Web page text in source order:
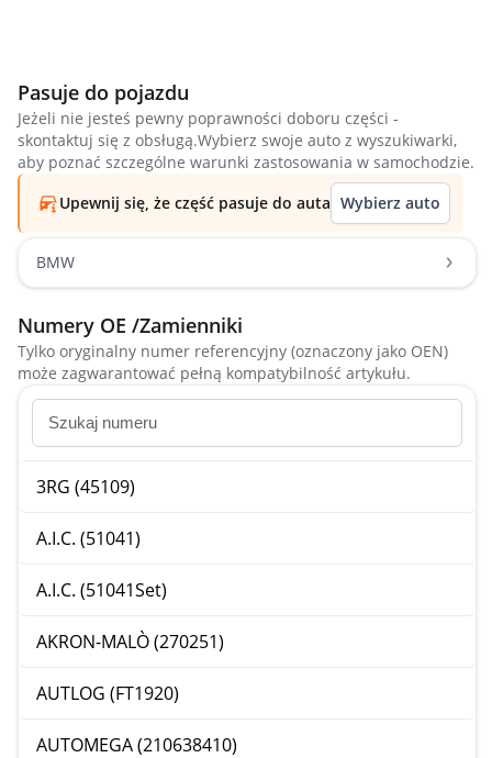
Pasuje do pojazdu
Jeżeli nie jesteś pewny poprawności doboru części -
skontaktuj się z obsługą.Wybierz swoje auto z wyszukiwarki,
aby poznać szczególne warunki zastosowania w samochodzie.
Upewnij się, że część pasuje do auta Wybierz auto
BMW
Numery OE /Zamienniki
Tylko oryginalny numer referencyjny (oznaczony jako OEN)
może zagwarantować pełną kompatybilność artykułu.
3RG (45109)
A.I.C. (51041)
A.I.C. (51041Set)
AKRON-MALÒ (270251)
AUTLOG (FT1920)
AUTOMEGA (210638410)